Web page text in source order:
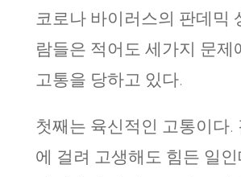
코로나 바이러스의 판데믹
람들은 적어도 세가지 문제
고통을 당하고 있다.
첫째는 육신적인 고통이다.
에 걸려 고생해도 힘든 일인